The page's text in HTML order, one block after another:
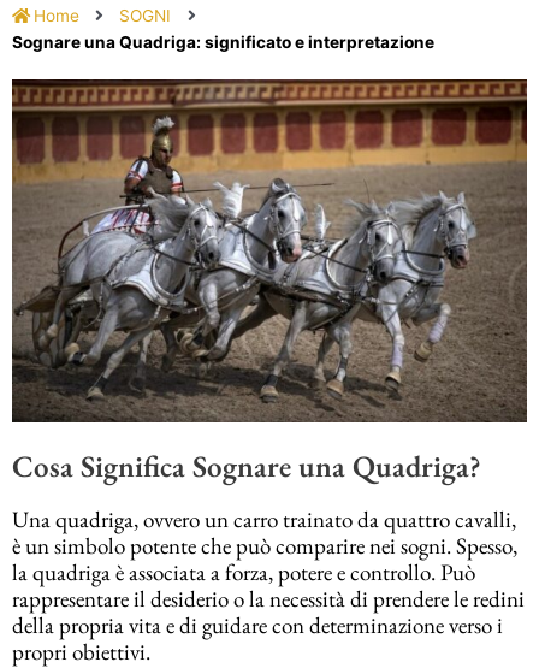
Home
SOGNI
Sognare una Quadriga: significato e interpretazione
Cosa Significa Sognare una Quadriga?
Una quadriga, ovvero un carro trainato da quattro cavalli,
è un simbolo potente che può comparire nei sogni. Spesso,
la quadriga è associata a forza, potere e controllo. Può
rappresentare il desiderio o la necessità di prendere le redini
della propria vita e di guidare con determinazione verso i
propri obiettivi.